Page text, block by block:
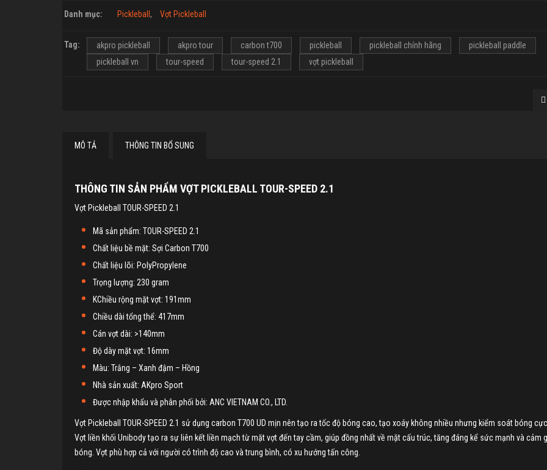
Danh mục: Pickleball , Vợt Pickleball
Tag: akpro pickleball akpro tour carbon t700 pickleball pickleball chính hãng
pickleball paddle
pickleball vn
tour-speed tour-speed 2.1 vợt pickleball
MÔ TẢ THÔNG TIN BỔ SUNG
THÔNG TIN SẢN PHẨM VỢT PICKLEBALL TOUR-SPEED 2.1
Vợt Pickleball TOUR-SPEED 2.1
Mã sản phẩm: TOUR-SPEED 2.1
Chất liệu bề mặt: Sợi Carbon T700
Chất liệu lõi: PolyPropylene
Trọng lượng: 230 gram
KChiều rộng mặt vợt: 191mm
Chiều dài tổng thể: 417mm
Cán vợt dài: >140mm
Độ dày mặt vợt: 16mm
Màu: Trắng – Xanh đậm – Hồng
Nhà sản xuất: AKpro Sport
Được nhập khẩu và phân phối bởi: ANC VIETNAM CO., LTD.
Vợt Pickleball TOUR-SPEED 2.1 sử dụng carbon T700 UD mịn nên tạo ra tốc độ bóng cao, tạo xoáy không nhiều nhưng kiểm soát bóng
Vợt liền khối Unibody tạo ra sự liên kết liền mạch từ mặt vợt đến tay cầm, giúp đồng nhất về mặt cấu trúc, tăng đáng kể sức mạnh và cảm
bóng. Vợt phù hợp cả với người có trình độ cao và trung bình, có xu hướng tấn công.